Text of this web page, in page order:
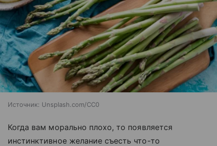
Источник: Unsplash.com/CC0
Когда вам морально плохо, то появляется
инстинктивное желание съесть что-то